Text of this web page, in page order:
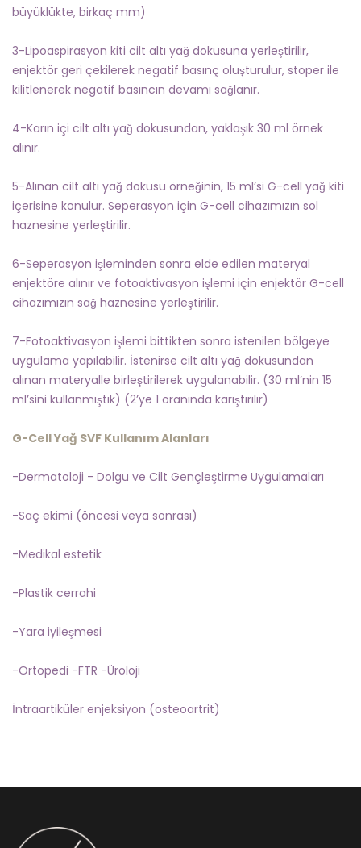
büyüklükte, birkaç mm)
3-Lipoaspirasyon kiti cilt altı yağ dokusuna yerleştirilir,
enjektör geri çekilerek negatif basınç oluşturulur, stoper ile
kilitlenerek negatif basıncın devamı sağlanır.
4-Karın içi cilt altı yağ dokusundan, yaklaşık 30 ml örnek
alınır.
5-Alınan cilt altı yağ dokusu örneğinin, 15 ml’si G-cell yağ kiti
içerisine konulur. Seperasyon için G-cell cihazımızın sol
haznesine yerleştirilir.
6-Seperasyon işleminden sonra elde edilen materyal
enjektöre alınır ve fotoaktivasyon işlemi için enjektör G-cell
cihazımızın sağ haznesine yerleştirilir.
7-Fotoaktivasyon işlemi bittikten sonra istenilen bölgeye
uygulama yapılabilir. İstenirse cilt altı yağ dokusundan
alınan materyalle birleştirilerek uygulanabilir. (30 ml’nin 15
ml’sini kullanmıştık) (2’ye 1 oranında karıştırılır)
G-Cell Yağ SVF Kullanım Alanları
-Dermatoloji - Dolgu ve Cilt Gençleştirme Uygulamaları
-Saç ekimi (öncesi veya sonrası)
-Medikal estetik
-Plastik cerrahi
-Yara iyileşmesi
-Ortopedi -FTR -Üroloji
İntraartiküler enjeksiyon (osteoartrit)